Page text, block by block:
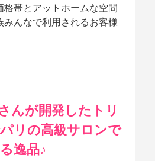
格帯とアットホームな空間
みんなで利用されるお客様
んが開発したトリ
リの高級サロンで
逸品♪